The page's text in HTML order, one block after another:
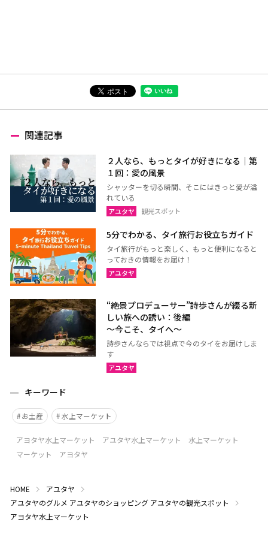
関連記事
２人なら、もっとタイが好きになる｜第
１回：愛の風景
シャッターを切る瞬間、そこにはきっと愛が溢
れている
アユタヤ 観光スポット
5分でわかる、タイ旅行お役立ちガイド
タイ旅行がもっと楽しく、もっと便利になると
っておきの情報をお届け！
アユタヤ
“絶景プロデューサー”詩歩さんが綴る新
しい旅への誘い：後編
～今こそ、タイへ～
詩歩さんならでは視点で今のタイをお届けしま
す
アユタヤ
キーワード
お土産 水上マーケット
アヨタヤ水上マーケット アユタヤ水上マーケット 水上マーケット
マーケット アヨタヤ
HOME
アユタヤ
アユタヤのグルメ アユタヤのショッピング アユタヤの観光スポット
アヨタヤ水上マーケット